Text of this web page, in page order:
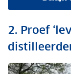
2. Proef